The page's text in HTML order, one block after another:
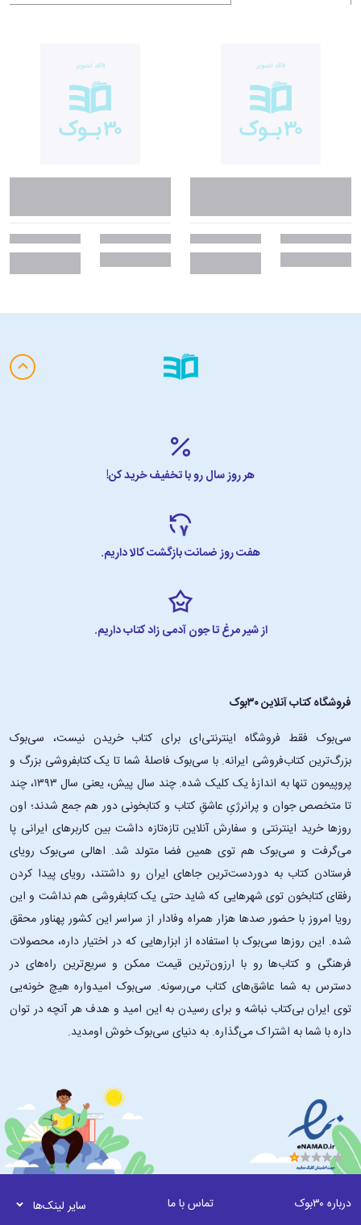
هر روز سال رو با تخفیف خرید کن!
هفت روز ضمانت بازگشت کالا داریم.
از شیر مرغ تا جون آدمی زاد کتاب داریم.
فروشگاه کتاب آنلاین ۳۰بوک
سی‌بوک فقط فروشگاه اینترنتی‌ای برای کتاب خریدن نیست، سی‌بوک
بزرگ‌ترین کتاب‌فروشی ایرانه. با سی‌بوک فاصلۀ شما تا یک کتابفروشی بزرگ و
پروپیمون تنها به اندازۀ یک کلیک شده. چند سال پیش، یعنی سال ۱۳۹۳، چند
تا متخصص جوان و پرانرژیِ عاشقِ کتاب و کتابخونی دور هم جمع شدند؛ اون‌
روزها خرید اینترنتی و سفارش آنلاین تازه‌تازه داشت بین کاربرهای ایرانی پا
می‌گرفت و سی‌بوک هم توی همین فضا متولد شد. اهالی سی‌بوک رویای
فرستادن کتاب به دوردست‌ترین جاهای ایران رو داشتند، رویای پیدا کردن
رفقای کتابخون توی شهرهایی که شاید حتی یک کتابفروشی هم نداشت و این
رویا امروز با حضور صدها هزار همراه وفادار از سراسر این کشور پهناور محقق
شده. این ‌روزها سی‌بوک با استفاده از ابزارهایی که در اختیار داره، محصولات
فرهنگی و کتاب‌ها رو با ارزون‌ترین قیمت ممکن و سریع‌ترین راه‌های در
دسترس به شما عاشق‌های کتاب می‌رسونه. سی‌بوک امیدواره هیچ خونه‌یی
توی ایران بی‌کتاب نباشه و برای رسیدن به این امید و هدف هر آنچه در توان
داره با شما به اشتراک می‌گذاره. به دنیای سی‌بوک خوش اومدید.
درباره ۳۰بوک تماس با ما سایر لینک‌ها